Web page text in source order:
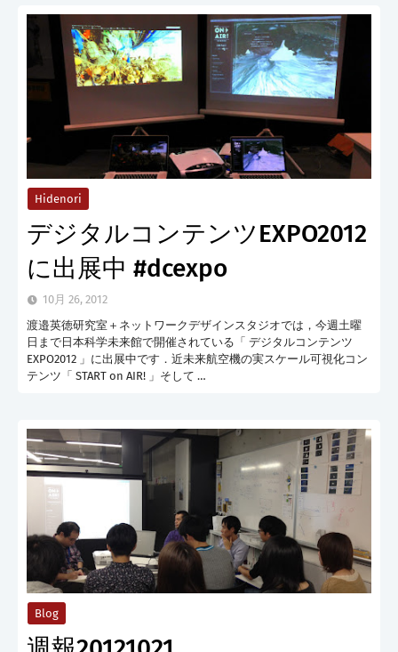
Hidenori
デジタルコンテンツEXPO2012
に出展中 #dcexpo
10月 26, 2012
渡邉英徳研究室＋ネットワークデザインスタジオでは，今週土曜
日まで日本科学未来館で開催されている「 デジタルコンテンツ
EXPO2012 」に出展中です．近未来航空機の実スケール可視化コン
テンツ「 START on AIR! 」そして …
Blog